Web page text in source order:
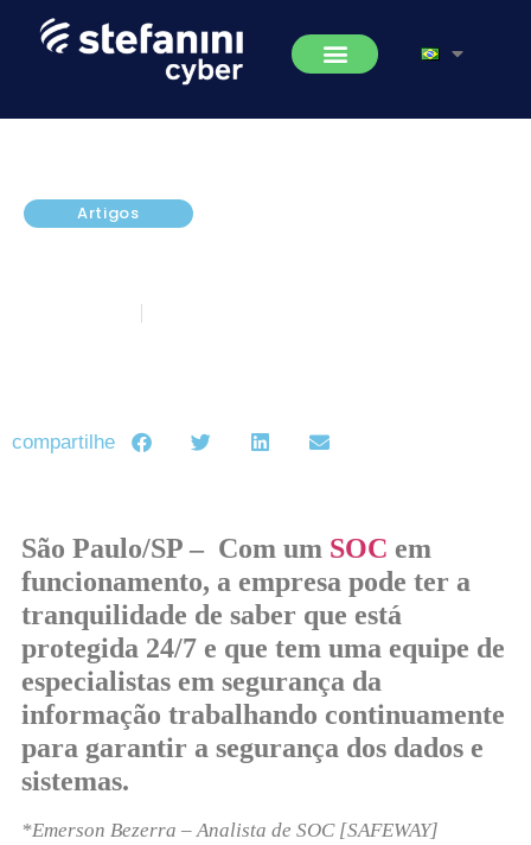
Artigos
compartilhe
São Paulo/SP – Com um SOC em
funcionamento, a empresa pode ter a
tranquilidade de saber que está
protegida 24/7 e que tem uma equipe de
especialistas em segurança da
informação trabalhando continuamente
para garantir a segurança dos dados e
sistemas.
*Emerson Bezerra – Analista de SOC [SAFEWAY]